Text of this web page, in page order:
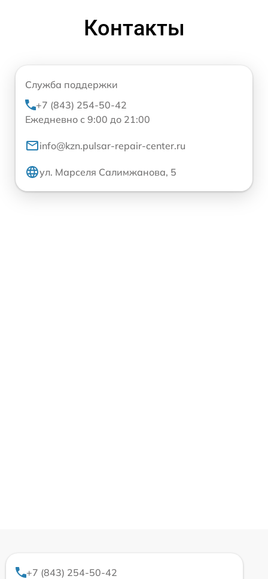
Контакты
Служба поддержки
+7 (843) 254-50-42
Ежедневно с 9:00 до 21:00
info@kzn.pulsar-repair-center.ru
ул. Марселя Салимжанова, 5
+7 (843) 254-50-42